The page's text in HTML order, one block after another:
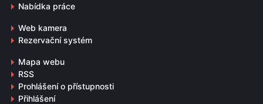
Nabídka práce
Web kamera
Rezervační systém
Mapa webu
RSS
Prohlášení o přístupnosti
Přihlášení